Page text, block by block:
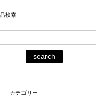
検索
search
カテゴリー